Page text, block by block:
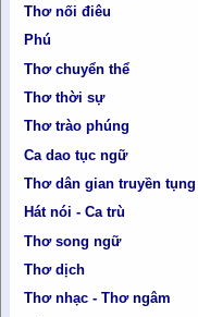
Thơ nối điêu
Phú
Thơ chuyển thể
Thơ thời sự
Thơ trào phúng
Ca dao tục ngữ
Thơ dân gian truyền tụng
Hát nói - Ca trù
Thơ song ngữ
Thơ dịch
Thơ nhạc - Thơ ngâm